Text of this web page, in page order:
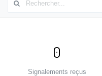
0
Signalements reçus